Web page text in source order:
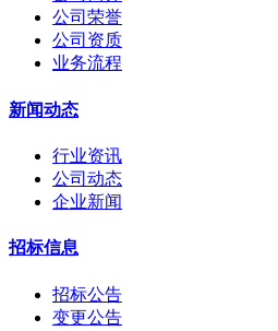
公司荣誉
公司资质
业务流程
新闻动态
行业资讯
公司动态
企业新闻
招标信息
招标公告
变更公告